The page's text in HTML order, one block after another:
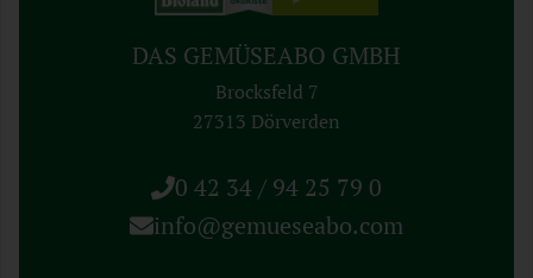
DAS GEMÜSEABO GMBH
Brocksfeld 7
27313 Dörverden
0 42 34 / 94 25 79 0
info@gemueseabo.com